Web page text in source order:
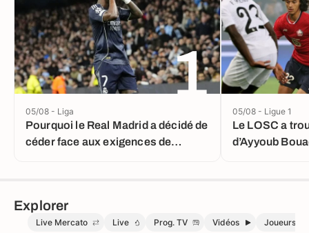
1
Pourquoi le Real Madrid a décidé de
céder face aux exigences de
05/08 - Liga
Le LOSC a
d’Ayyoub
05/08 - Ligue 1
Explorer
Live Mercato Live Prog. TV Vidéos Joueurs